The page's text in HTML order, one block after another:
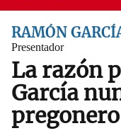
RAMÓN
Presentador
La razón
García